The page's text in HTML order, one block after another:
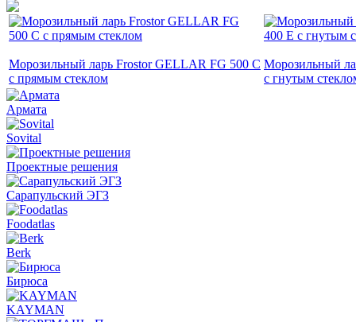
Морозильный ларь Frostor GELLAR FG 500 C
с прямым стеклом
Морозильный
с гнутым
Армата
Sovital
Проектные решения
Сарапульский ЭГЗ
Foodatlas
Berk
Бирюса
KAYMAN